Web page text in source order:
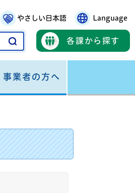
やさしい日本語 Language
各課から探す
事業者の方へ